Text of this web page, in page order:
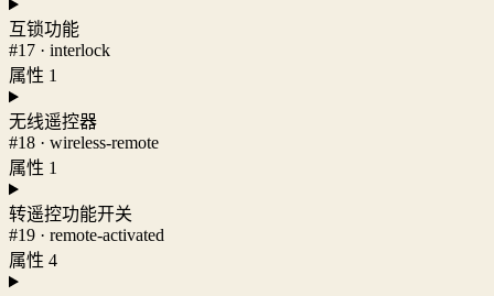
互锁功能
#17 · interlock
属性 1
无线遥控器
#18 · wireless-remote
属性 1
转遥控功能开关
#19 · remote-activated
属性 4